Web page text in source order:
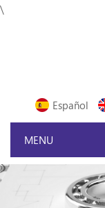
\
Español